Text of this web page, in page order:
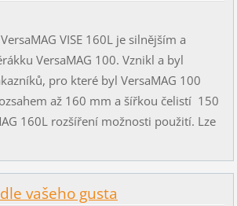
VISE 160L je silnějším a
VersaMAG 100. Vznikl a byl
pro které byl VersaMAG 100
až 160 mm a šířkou čelistí 150
160L rozšíření možnosti použití. Lze
vašeho gusta